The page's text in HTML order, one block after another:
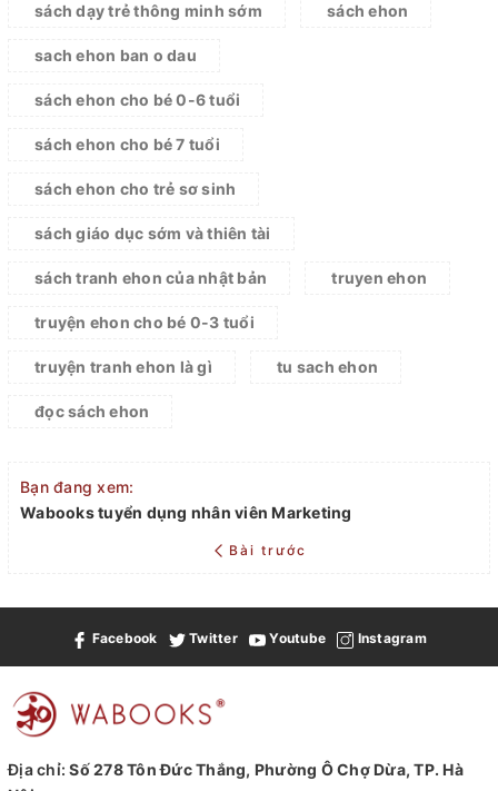
sách dạy trẻ thông minh sớm sách ehon
sach ehon ban o dau
sách ehon cho bé 0-6 tuổi
sách ehon cho bé 7 tuổi
sách ehon cho trẻ sơ sinh
sách giáo dục sớm và thiên tài
sách tranh ehon của nhật bản truyen ehon
truyện ehon cho bé 0-3 tuổi
truyện tranh ehon là gì tu sach ehon
đọc sách ehon
Bạn đang xem:
Wabooks tuyển dụng nhân viên Marketing
Bài trước
Facebook Twitter Youtube Instagram
Địa chỉ: Số 278 Tôn Đức Thắng, Phường Ô Chợ Dừa, TP. Hà